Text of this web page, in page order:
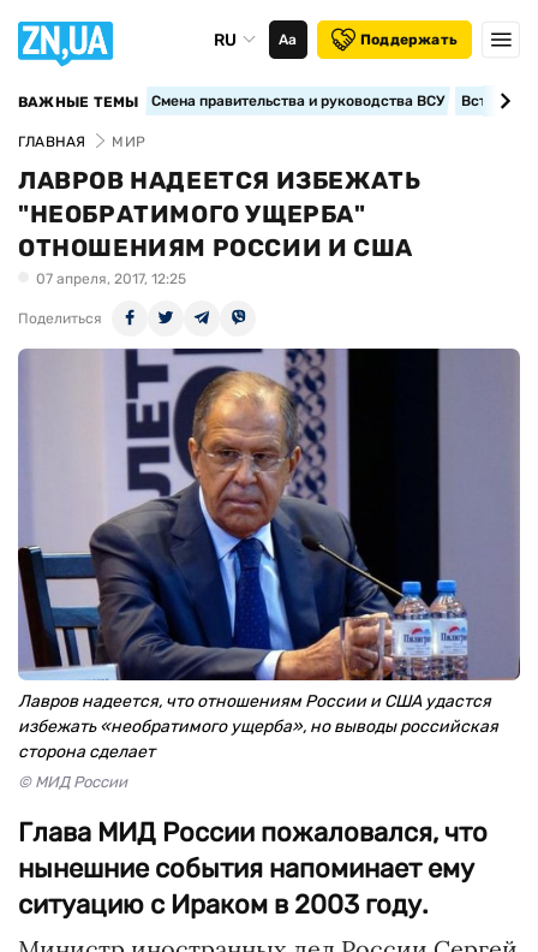
RU Аа Поддержать
ВАЖНЫЕ ТЕМЫ Смена правительства и руководства ВСУ
ГЛАВНАЯ МИР
ЛАВРОВ НАДЕЕТСЯ ИЗБЕЖАТЬ
"НЕОБРАТИМОГО УЩЕРБА"
ОТНОШЕНИЯМ РОССИИ И США
07 апреля, 2017, 12:25
Поделиться
Лавров надеется, что отношениям России и США удастся
избежать «необратимого ущерба», но выводы российская
сторона сделает
© МИД России
Глава МИД России пожаловался, что
нынешние события напоминает ему
ситуацию с Ираком в 2003 году.